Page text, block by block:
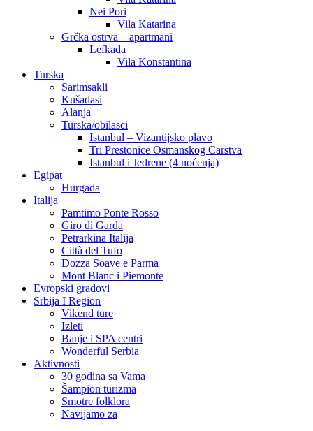
Nei Pori
Vila Katarina
Grčka ostrva – apartmani
Lefkada
Vila Konstantina
Turska
Sarimsakli
Kušadasi
Alanja
Turska/obilasci
Istanbul – Vizantijsko plavo
Tri Prestonice Osmanskog Carstva
Istanbul i Jedrene (4 noćenja)
Egipat
Hurgada
Italija
Pamtimo Ponte Rosso
Giro di Garda
Petrarkina Italija
Città del Tufo
Dozza Soave e Parma
Mont Blanc i Piemonte
Evropski gradovi
Srbija I Region
Vikend ture
Izleti
Banje i SPA centri
Wonderful Serbia
Aktivnosti
30 godina sa Vama
Šampion turizma
Smotre folklora
Navijamo za